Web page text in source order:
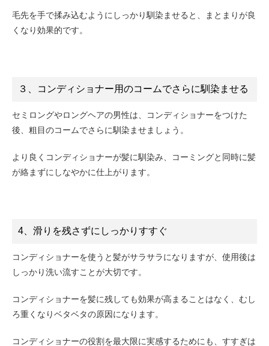
毛先を手で揉み込むようにしっかり馴染ませると、まとまりが良
くなり効果的です。
３、コンディショナー用のコームでさらに馴染ませる
セミロングやロングヘアの男性は、コンディショナーをつけた
後、粗目のコームでさらに馴染ませましょう。
より良くコンディショナーが髪に馴染み、コーミングと同時に髪
が絡まずにしなやかに仕上がります。
4、滑りを残さずにしっかりすすぐ
コンディショナーを使うと髪がサラサラになりますが、使用後は
しっかり洗い流すことが大切です。
コンディショナーを髪に残しても効果が高まることはなく、むし
ろ重くなりベタベタの原因になります。
コンディショナーの役割を最大限に実感するためにも、すすぎは